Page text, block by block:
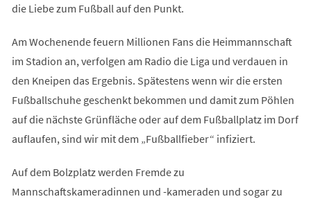
die Liebe zum Fußball auf den Punkt.
Am Wochenende feuern Millionen Fans die Heimmannschaft
im Stadion an, verfolgen am Radio die Liga und verdauen in
den Kneipen das Ergebnis. Spätestens wenn wir die ersten
Fußballschuhe geschenkt bekommen und damit zum Pöhlen
auf die nächste Grünfläche oder auf dem Fußballplatz im Dorf
auflaufen, sind wir mit dem „Fußballfieber“ infiziert.
Auf dem Bolzplatz werden Fremde zu
Mannschaftskameradinnen und -kameraden und sogar zu